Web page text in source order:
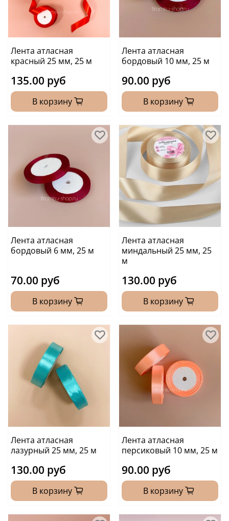
Лента атласная
красный 25 мм, 25 м
135.00 руб
В корзину
Лента атласная
бордовый 10 мм, 25 м
90.00 руб
В корзину
Лента атласная
бордовый 6 мм, 25 м
70.00 руб
В корзину
Лента атласная
миндальный 25 мм, 25
м
130.00 руб
В корзину
Лента атласная
лазурный 25 мм, 25 м
130.00 руб
В корзину
Лента атласная
персиковый 10 мм, 25 м
90.00 руб
В корзину